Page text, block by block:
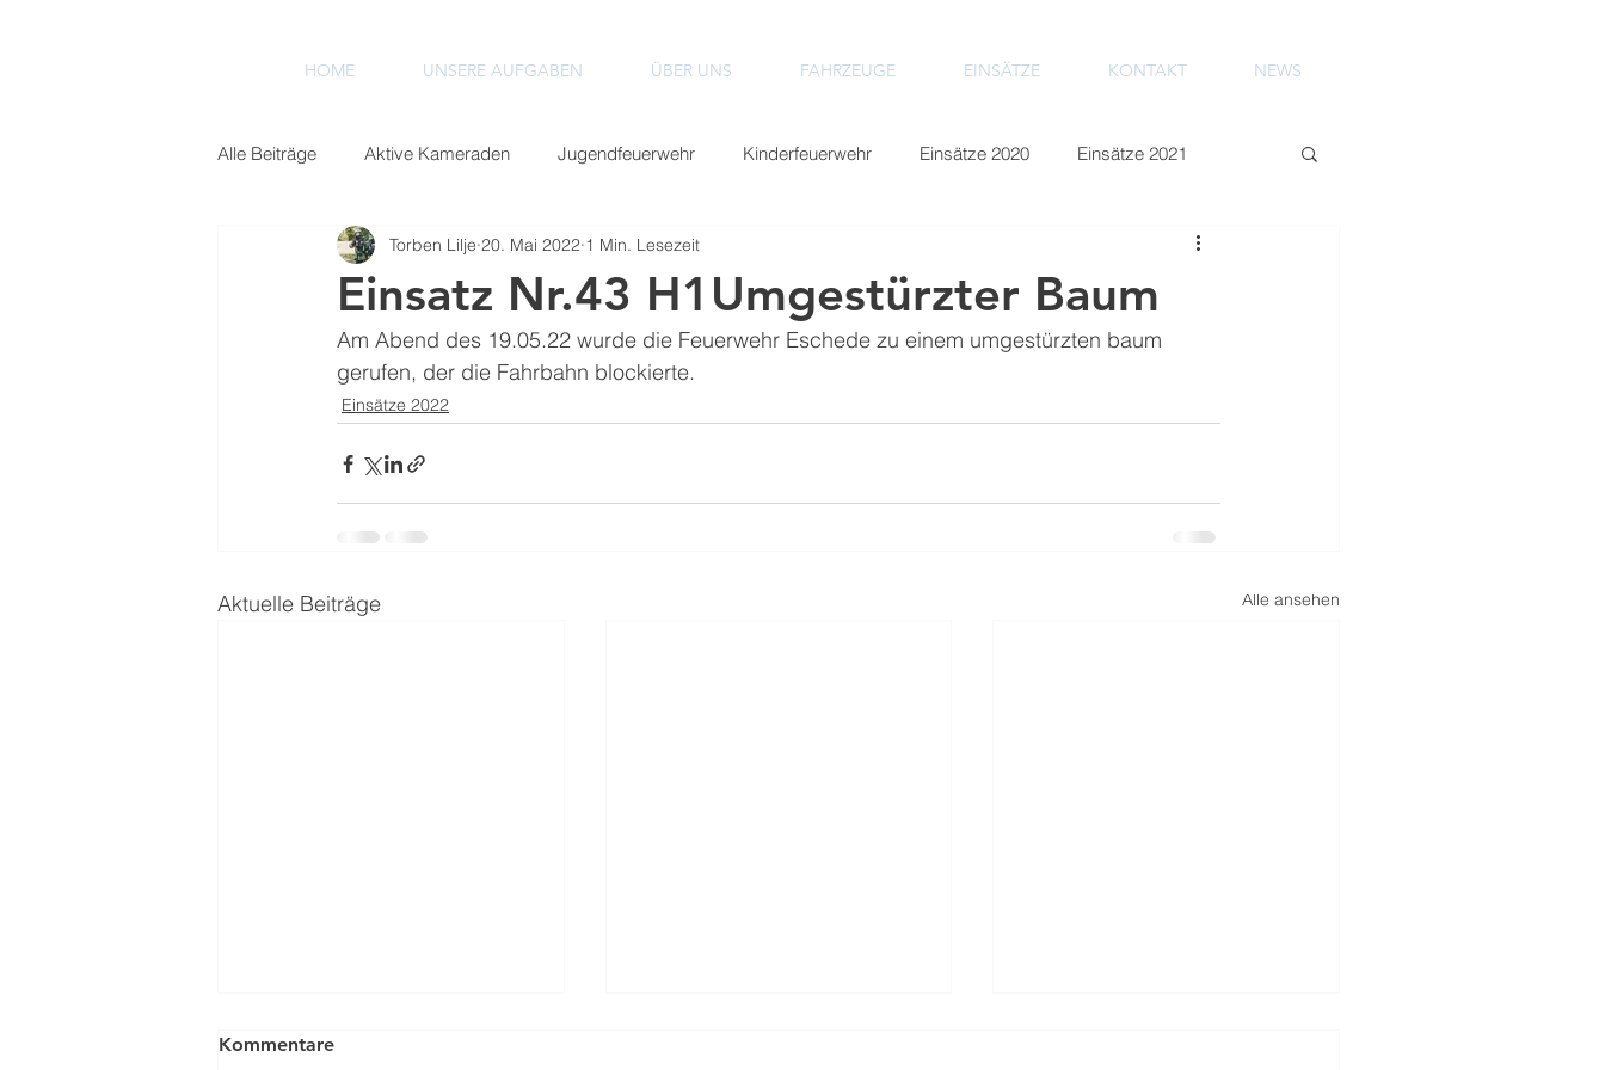
HOME UNSERE AUFGABEN ÜBER UNS FAHRZEUGE EINSÄTZE KONTAKT NEWS
Alle Beiträge Aktive Kameraden Jugendfeuerwehr Kinderfeuerwehr Einsätze 2020 Einsätze 2021
Einsätze 2022 Einsätze 2023 Einsätze 2024
Einsatz Nr.43 H1Umgestürzter Baum
Torben Lilje 20. Mai 2022 1 Min. Lesezeit
Am Abend des 19.05.22 wurde die Feuerwehr Eschede zu einem umgestürzten baum
gerufen, der die Fahrbahn blockierte.
Einsätze 2022
Aktuelle Beiträge Alle ansehen
Kommentare